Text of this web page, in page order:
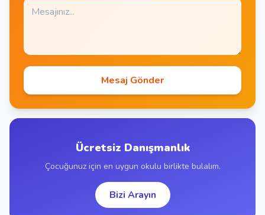
Mesaj Gönder
Ücretsiz Danışmanlık
Çocuğunuz için en uygun okulu birlikte bulalım.
Bizi Arayın